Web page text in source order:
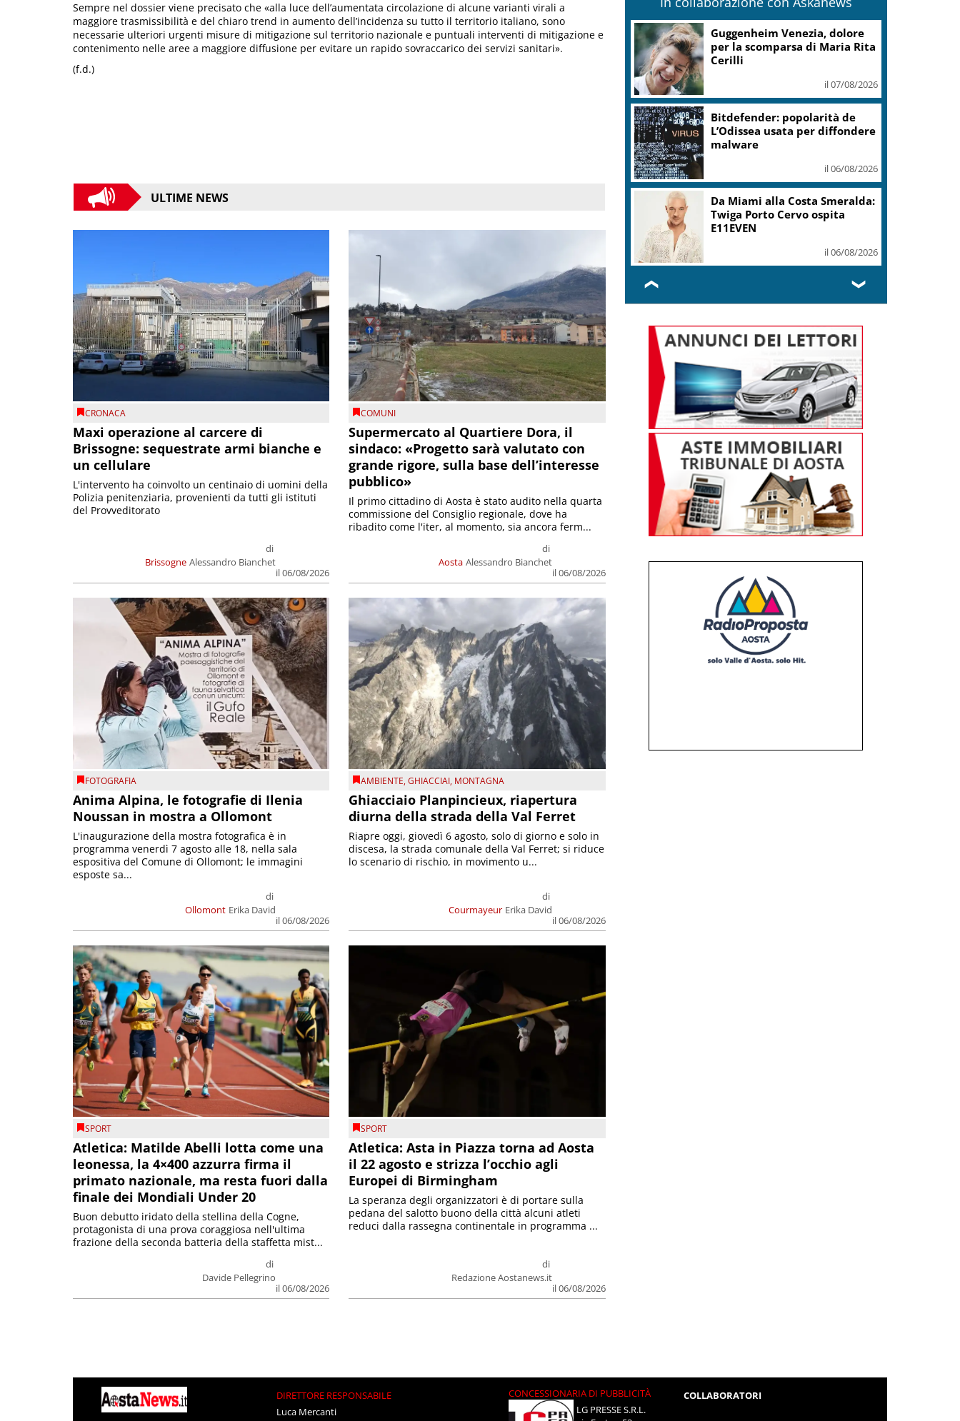
Sempre nel dossier viene precisato che «alla luce dell’aumentata circolazione di alcune varianti virali a
maggiore trasmissibilità e del chiaro trend in aumento dell’incidenza su tutto il territorio italiano, sono
necessarie ulteriori urgenti misure di mitigazione sul territorio nazionale e puntuali interventi di mitigazione e
contenimento nelle aree a maggiore diffusione per evitare un rapido sovraccarico dei servizi sanitari».
(f.d.)
ULTIME NEWS
CRONACA
Maxi operazione al carcere di
Brissogne: sequestrate armi bianche e
un cellulare
Brissogne
di
Alessandro Bianchet
il 06/08/2026
L'intervento ha coinvolto un centinaio di uomini della
Polizia penitenziaria, provenienti da tutti gli istituti
del Provveditorato
COMUNI
Supermercato al Quartiere Dora, il
sindaco: «Progetto sarà valutato con
grande rigore, sulla base dell’interesse
pubblico»
Aosta
di
Alessandro Bianchet
il 06/08/2026
Il primo cittadino di Aosta è stato audito nella quarta
commissione del Consiglio regionale, dove ha
ribadito come l'iter, al momento, sia ancora ferm...
FOTOGRAFIA
Anima Alpina, le fotografie di Ilenia
Noussan in mostra a Ollomont
Ollomont
di
Erika David
il 06/08/2026
L'inaugurazione della mostra fotografica è in
programma venerdì 7 agosto alle 18, nella sala
espositiva del Comune di Ollomont; le immagini
esposte sa...
AMBIENTE,GHIACCIAI, MONTAGNA
Ghiacciaio Planpincieux, riapertura
diurna della strada della Val Ferret
Courmayeur
di
Erika David
il 06/08/2026
Riapre oggi, giovedì 6 agosto, solo di giorno e solo in
discesa, la strada comunale della Val Ferret; si riduce
lo scenario di rischio, in movimento u...
SPORT
Atletica: Matilde Abelli lotta come una
leonessa, la 4×400 azzurra firma il
primato nazionale, ma resta fuori dalla
finale dei Mondiali Under 20
di
Davide Pellegrino
il 06/08/2026
Buon debutto iridato della stellina della Cogne,
protagonista di una prova coraggiosa nell'ultima
frazione della seconda batteria della staffetta mist...
SPORT
Atletica: Asta in Piazza torna ad Aosta
il 22 agosto e strizza l’occhio agli
Europei di Birmingham
di
Redazione Aostanews.it
il 06/08/2026
La speranza degli organizzatori è di portare sulla
pedana del salotto buono della città alcuni atleti
reduci dalla rassegna continentale in programma ...
Guggenheim Venezia, dolore
per la scomparsa di Maria Rita
Cerilli
il 07/08/2026
Bitdefender: popolarità de
L’Odissea usata per diffondere
malware
il 06/08/2026
Da Miami alla Costa Smeralda:
Twiga Porto Cervo ospita
E11EVEN
il 06/08/2026
❮ ❯
DIRETTORE RESPONSABILE
Luca Mercanti
CONCESSIONARIA DI PUBBLICITÀ
LG PRESSE S.R.L.
COLLABORATORI